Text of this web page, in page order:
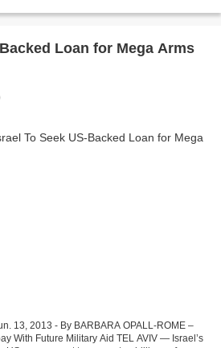
Loan for Mega Arms
13, 2013 - By BARBARA OPALL-ROME –
With Future Military Aid TEL AVIV — Israel’s